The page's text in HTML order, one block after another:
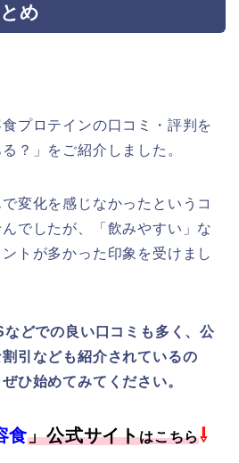
め
プロテインの口コミ・評判を
？」をご紹介しました。
で変化を感じなかったというコ
でしたが、「飲みやすい」な
トが多かった印象を受けまし
どでの良い口コミも多く、公
引なども紹介されているの
ひ始めてみてください。
食」公式サイトはこちら⇩